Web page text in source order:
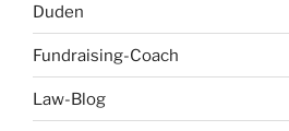
Duden
Fundraising-Coach
Law-Blog